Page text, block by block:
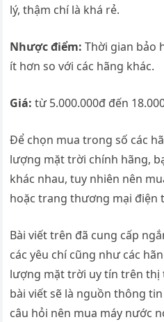
lý, thậm chí là khá rẻ.
Nhược điểm: Thời gian bảo
ít hơn so với các hãng khác.
Giá: từ 5.000.000đ đến
Để chọn mua trong số các
lượng mặt trời chính hãng,
khác nhau, tuy nhiên nên
hoặc trang thương mại điện
Bài viết trên đã cung cấp
các yêu chí cũng như các
lượng mặt trời uy tín trên thị
bài viết sẽ là nguồn thông
câu hỏi nên mua máy nước